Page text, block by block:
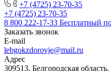
+7 (4725) 23-70-35
+7 (4725) 23-70-35
8 800 222-17-33 Бесплатный
Заказать звонок
E-mail
lebgokzdorovje@mail.ru
Адрес
309513, Белгородская